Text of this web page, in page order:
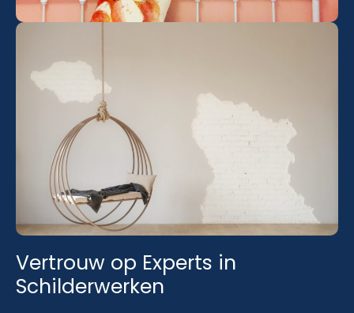
Vertrouw op Experts in
Schilderwerken